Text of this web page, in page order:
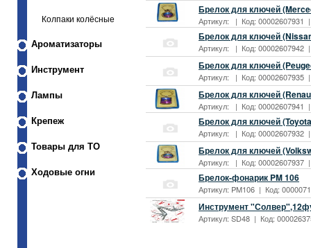
Колпаки колёсные
Ароматизаторы
Инструмент
Лампы
Крепеж
Товары для ТО
Ходовые огни
Брелок для ключей
Артикул: | Код: 00002607931
Брелок для ключей
Артикул: | Код: 00002607942
Брелок для ключей
Артикул: | Код: 00002607935
Брелок для ключей
Артикул: | Код: 00002607941
Брелок для ключей
Артикул: | Код: 00002607932
Брелок для ключей
Артикул: | Код: 00002607937
Брелок-фонарик PM 106
Артикул: PM106 | Код:
Инструмент
Артикул: SD48 | Код: